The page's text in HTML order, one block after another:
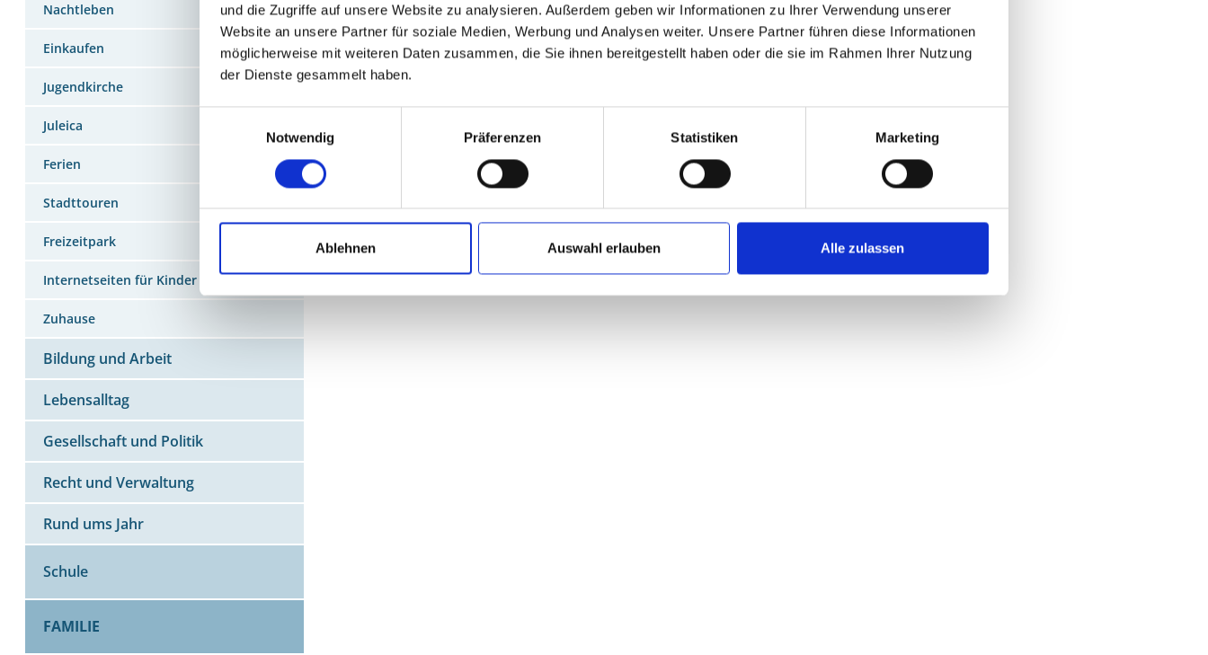
und die Zugriffe auf unsere Website zu analysieren. Außerdem geben wir Informationen zu Ihrer Verwendung unserer
Website an unsere Partner für soziale Medien, Werbung und Analysen weiter. Unsere Partner führen diese Informationen
möglicherweise mit weiteren Daten zusammen, die Sie ihnen bereitgestellt haben oder die sie im Rahmen Ihrer Nutzung
der Dienste gesammelt haben.
Notwendig
Präferenzen Statistiken Marketing
Ablehnen Auswahl erlauben Alle zulassen
Nachtleben
Einkaufen
Jugendkirche
Juleica
Ferien
Stadttouren
Freizeitpark
Internetseiten für Kinder
Zuhause
Bildung und Arbeit
Lebensalltag
Gesellschaft und Politik
Recht und Verwaltung
Rund ums Jahr
Schule
FAMILIE